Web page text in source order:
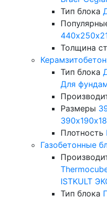
Тип блока
Толщина
Тип блока
Для
Размеры
Плотность
Газобетонные
ISTKULT
Тип блока